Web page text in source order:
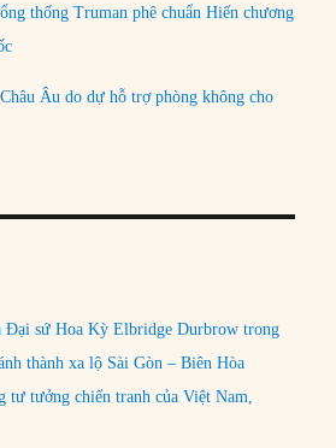
thống Truman phê chuẩn Hiến chương
Âu do dự hỗ trợ phòng không cho
Đại sứ Hoa Kỳ Elbridge Durbrow trong
thành xa lộ Sài Gòn – Biên Hòa
tư tưởng chiến tranh của Việt Nam,